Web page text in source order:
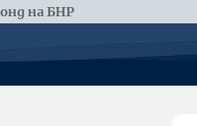
на БНР